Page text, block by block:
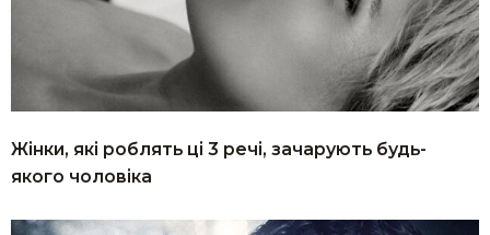
Жінки, які роблять ці 3 речі, зачарують будь-
якого чоловіка